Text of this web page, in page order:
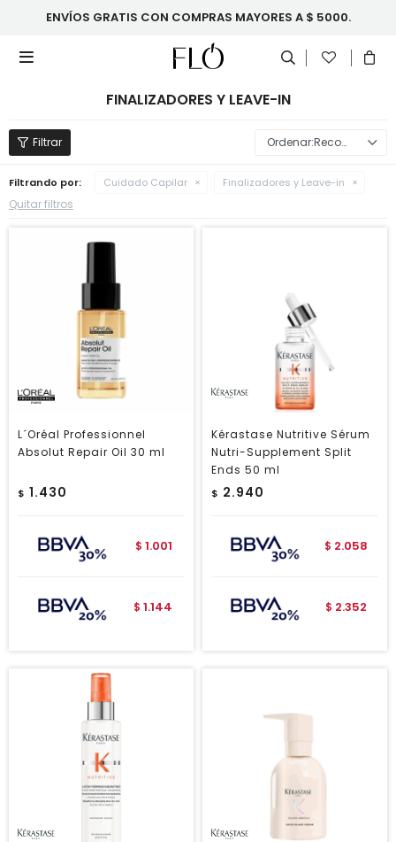
ENVÍOS GRATIS CON COMPRAS MAYORES A $ 5000.

FINALIZADORES Y LEAVE-IN
Recomendados
Filtrando por: Cuidado Capilar Finalizadores y Leave-in
Quitar filtros
L´Oréal Professionnel
Absolut Repair Oil 30 ml
$ 1.430
$ 1.001
$ 1.144
Kérastase Nutritive Sérum
Nutri-Supplement Split
Ends 50 ml
$ 2.940
$ 2.058
$ 2.352